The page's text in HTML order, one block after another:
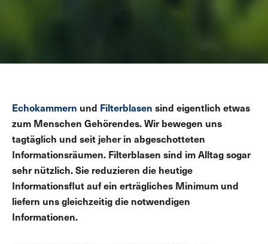
Echokammern und Filterblasen sind eigentlich etwas
zum Menschen Gehörendes. Wir bewegen uns
tagtäglich und seit jeher in abgeschotteten
Informationsräumen. Filterblasen sind im Alltag sogar
sehr nützlich. Sie reduzieren die heutige
Informationsflut auf ein erträgliches Minimum und
liefern uns gleichzeitig die notwendigen
Informationen.